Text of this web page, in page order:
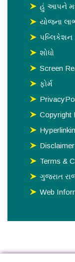
હું આપને
યોજના
પબ્લિકેશન
શોધો
Screen
ફોર્મ
Copyright
Disclaimer
Terms &
ગુજરાત
Web